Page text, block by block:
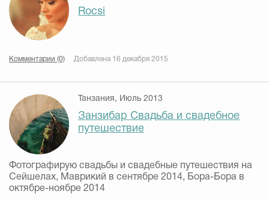
Rocsi
Комментарии (0) Добавлена 16 декабря 2015
Танзания, Июль 2013
Занзибар Свадьба и свадебное
путешествие
Фотографирую свадьбы и свадебные путешествия на
Сейшелах, Маврикий в сентябре 2014, Бора-Бора в
октябре-ноябре 2014